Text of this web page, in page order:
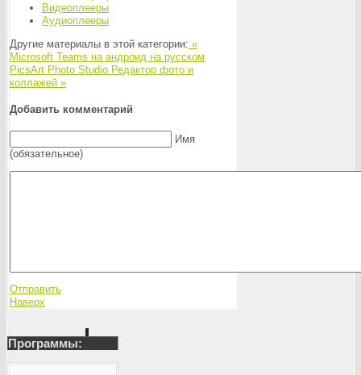
Видеоплееры
Аудиоплееры
Другие материалы в этой категории: «
Microsoft Teams на андроид на русском
PicsArt Photo Studio Редактор фото и
коллажей »
Добавить комментарий
Имя
(обязательное)
Отправить
Наверх
Программы: